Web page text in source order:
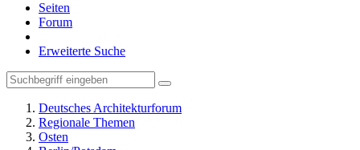
Seiten
Forum
Erweiterte Suche
Deutsches Architekturforum
Regionale Themen
Osten